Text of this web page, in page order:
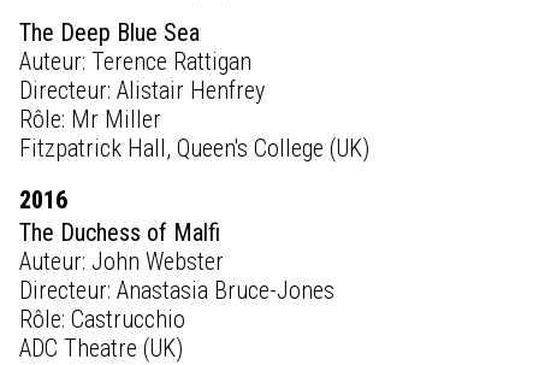
The Deep Blue Sea
Auteur: Terence Rattigan
Directeur: Alistair Henfrey
Rôle: Mr Miller
Fitzpatrick Hall, Queen's College (UK)
2016
The Duchess of Malfi
Auteur: John Webster
Directeur: Anastasia Bruce-Jones
Rôle: Castrucchio
ADC Theatre (UK)